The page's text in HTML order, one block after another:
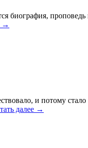
биография,
→
и потому
далее →